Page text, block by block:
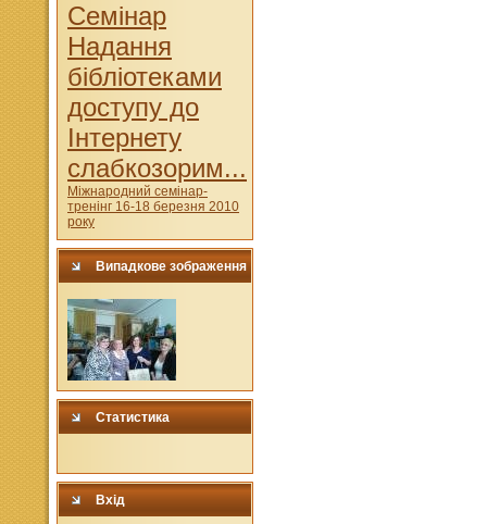
Cемінар
Надання
бібліотеками
доступу до
Інтернету
слабкозорим...
Міжнародний семінар-
тренінг 16-18 березня 2010
року
Випадкове зображення
Статистика
Вхід